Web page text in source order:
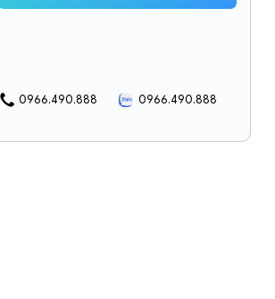
0966.490.888 0966.490.888